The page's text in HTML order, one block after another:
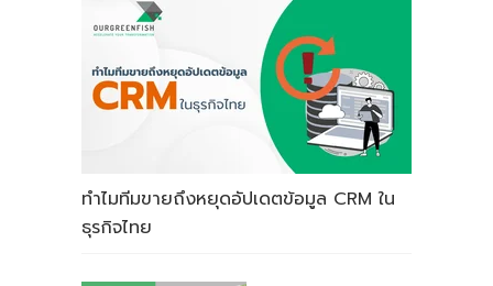
ทำไมทีมขายถึงหยุดอัปเดตข้อมูล CRM ใน
ธุรกิจไทย